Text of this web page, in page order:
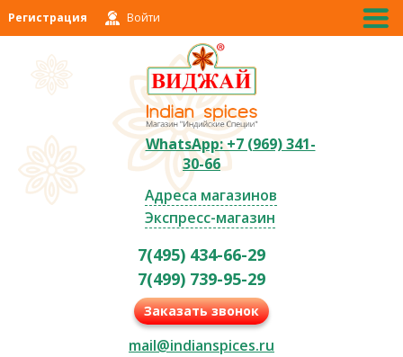
Регистрация Войти
WhatsApp: +7 (969) 341-
30-66
Адреса магазинов
Экспресс-магазин
7(495) 434-66-29
7(499) 739-95-29
Заказать звонок
mail@indianspices.ru